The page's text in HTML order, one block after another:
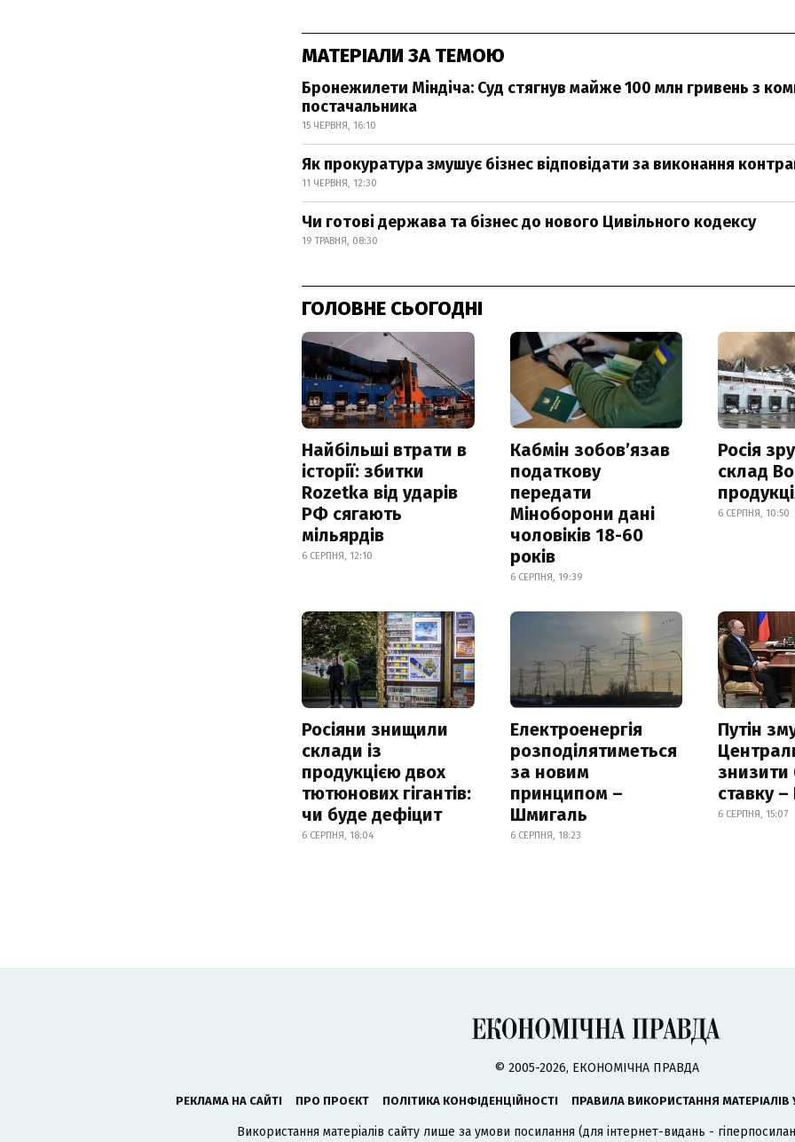
МАТЕРІАЛИ ЗА ТЕМОЮ
Бронежилети Міндіча: Суд стягнув майже 100 млн гривень з
постачальника
15 ЧЕРВНЯ, 16:10
Як прокуратура змушує бізнес відповідати за виконання
11 ЧЕРВНЯ, 12:30
Чи готові держава та бізнес до нового Цивільного кодексу
19 ТРАВНЯ, 08:30
ГОЛОВНЕ СЬОГОДНІ
Найбільші втрати в
історії: збитки
Rozetka від ударів
РФ сягають
мільярдів
6 СЕРПНЯ, 12:10
Кабмін зобовʼязав
податкову
передати
Міноборони дані
чоловіків 18-60
років
6 СЕРПНЯ, 19:39
Росія
склад
6 СЕРПНЯ, 10:50
Росіяни знищили
склади із
продукцією двох
тютюнових гігантів:
чи буде дефіцит
6 СЕРПНЯ, 18:04
Електроенергія
розподілятиметься
за новим
принципом –
Шмигаль
6 СЕРПНЯ, 18:23
Путін
знизити
ставку
6 СЕРПНЯ, 15:07
© 2005-2026, ЕКОНОМІЧНА ПРАВДА
РЕКЛАМА НА САЙТІ ПРО ПРОЄКТ ПОЛІТИКА КОНФІДЕНЦІЙНОСТІ ПРАВИЛА ВИКОРИСТАННЯ МАТЕРІАЛІВ
Використання матеріалів сайту лише за умови посилання (для інтернет-видань -